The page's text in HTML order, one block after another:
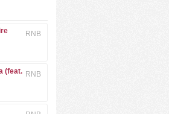
RNB
RNB
(feat.